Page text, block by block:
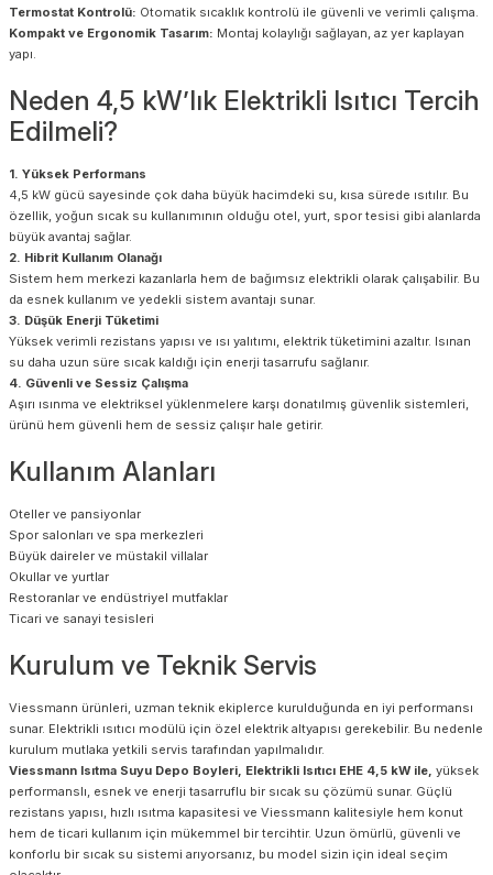
Termostat Kontrolü: Otomatik sıcaklık kontrolü ile güvenli ve verimli çalışma.
Kompakt ve Ergonomik Tasarım: Montaj kolaylığı sağlayan, az yer kaplayan
yapı.
Neden 4,5 kW’lık Elektrikli Isıtıcı Tercih
Edilmeli?
1. Yüksek Performans
4,5 kW gücü sayesinde çok daha büyük hacimdeki su, kısa sürede ısıtılır. Bu
özellik, yoğun sıcak su kullanımının olduğu otel, yurt, spor tesisi gibi alanlarda
büyük avantaj sağlar.
2. Hibrit Kullanım Olanağı
Sistem hem merkezi kazanlarla hem de bağımsız elektrikli olarak çalışabilir. Bu
da esnek kullanım ve yedekli sistem avantajı sunar.
3. Düşük Enerji Tüketimi
Yüksek verimli rezistans yapısı ve ısı yalıtımı, elektrik tüketimini azaltır. Isınan
su daha uzun süre sıcak kaldığı için enerji tasarrufu sağlanır.
4. Güvenli ve Sessiz Çalışma
Aşırı ısınma ve elektriksel yüklenmelere karşı donatılmış güvenlik sistemleri,
ürünü hem güvenli hem de sessiz çalışır hale getirir.
Kullanım Alanları
Oteller ve pansiyonlar
Spor salonları ve spa merkezleri
Büyük daireler ve müstakil villalar
Okullar ve yurtlar
Restoranlar ve endüstriyel mutfaklar
Ticari ve sanayi tesisleri
Kurulum ve Teknik Servis
Viessmann ürünleri, uzman teknik ekiplerce kurulduğunda en iyi performansı
sunar. Elektrikli ısıtıcı modülü için özel elektrik altyapısı gerekebilir. Bu nedenle
kurulum mutlaka yetkili servis tarafından yapılmalıdır.
Viessmann Isıtma Suyu Depo Boyleri, Elektrikli Isıtıcı EHE 4,5 kW ile, yüksek
performanslı, esnek ve enerji tasarruflu bir sıcak su çözümü sunar. Güçlü
rezistans yapısı, hızlı ısıtma kapasitesi ve Viessmann kalitesiyle hem konut
hem de ticari kullanım için mükemmel bir tercihtir. Uzun ömürlü, güvenli ve
konforlu bir sıcak su sistemi arıyorsanız, bu model sizin için ideal seçim